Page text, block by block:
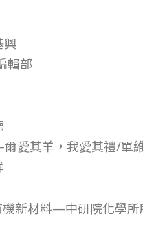
興
輯部
愛其羊，我愛其禮/單
新材料—中研院化學所